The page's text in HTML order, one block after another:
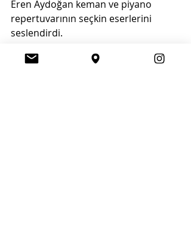
Eren Aydoğan keman ve piyano
repertuvarının seçkin eserlerini
seslendirdi.